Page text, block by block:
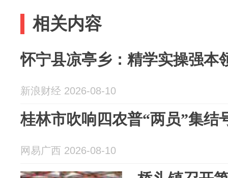
相关内容
怀宁县凉亭乡：精学实操强本
新浪财经 2026-08-10
桂林市吹响四农普“两员”集结
网易广西 2026-08-10